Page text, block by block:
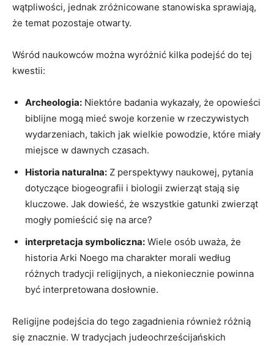
wątpliwości, jednak zróżnicowane stanowiska⁢ sprawiają,
że temat pozostaje otwarty.
Wśród naukowców można wyróżnić kilka podejść⁤ do tej
kwestii:
Archeologia: Niektóre badania ​wykazały,⁣ że opowieści
biblijne mogą‌ mieć swoje‍ korzenie w rzeczywistych
wydarzeniach, takich jak wielkie ⁣powodzie, ⁣które miały
miejsce w ⁤dawnych czasach.
Historia naturalna: Z perspektywy ‌naukowej, pytania
dotyczące biogeografii ‍i​ biologii zwierząt stają się
⁢kluczowe.​ Jak dowieść, że wszystkie ⁢gatunki zwierząt ​
mogły⁣ pomieścić się na⁢ arce?
interpretacja symboliczna: Wiele ‍osób uważa,⁤ że
historia ⁣Arki Noego ma ‌charakter ‍morali według
różnych tradycji ⁤religijnych, a niekoniecznie powinna
‍być interpretowana dosłownie.
Religijne podejścia do tego zagadnienia również różnią
się znacznie. W tradycjach judeochrześcijańskich